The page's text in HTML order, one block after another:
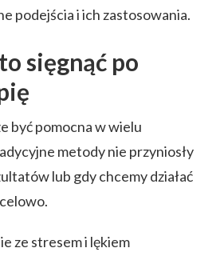
podejścia i ich zastosowania.
sięgnąć po
być pomocna w wielu
metody nie przyniosły
lub gdy chcemy działać
ze stresem i lękiem